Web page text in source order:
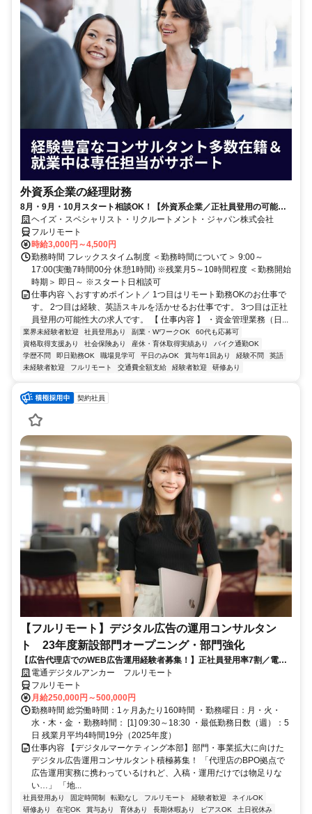
外資系企業の経理財務
8月・9月・10月スタート相談OK！【外資系企業／正社員登用の可能性
大／700万～800万／リモート勤務OK】経理財務
ヘイズ・スペシャリスト・リクルートメント・ジャパン株式会社
フルリモート
時給3,000円～4,500円
勤務時間 フレックスタイム制度 ＜勤務時間について＞ 9:00～
17:00(実働7時間00分 休憩1時間) ※残業月5～10時間程度 ＜勤務開始
時期＞ 即日～ ※スタート日相談可
仕事内容 ＼おすすめポイント／ 1つ目はリモート勤務OKのお仕事で
す。 2つ目は経験、英語スキルを活かせるお仕事です。 3つ目は正社
員登用の可能性大の求人です。 【 仕事内容 】 ・資金管理業務（日...
業界未経験者歓迎 社員登用あり 副業・WワークOK
60代も応募可
資格取得支援あり
社会保険あり 産休・育休取得実績あり
バイク通勤OK
学歴不問
即日勤務OK 職場見学可 平日のみOK 賞与年1回あり 経験不問
英語
未経験者歓迎
フルリモート 交通費全額支給 経験者歓迎 研修あり
契約社員
【フルリモート】デジタル広告の運用コンサルタン
ト 23年度新設部門オープニング・部門強化
【広告代理店でのWEB広告運用経験者募集！】正社員登用率7割／電通
G／全国×完全在宅／年休126日・土日祝休み／残業月平均4時間19分
電通デジタルアンカー フルリモート
フルリモート
月給250,000円～500,000円
勤務時間 総労働時間：1ヶ月あたり160時間 ・勤務曜日：月・火・
水・木・金 ・勤務時間： [1] 09:30～18:30 ・最低勤務日数（週）：5
日 残業月平均4時間19分（2025年度）
仕事内容 【デジタルマーケティング本部】部門・事業拡大に向けた
デジタル広告運用コンサルタント積極募集！ 「代理店のBPO拠点で
広告運用実務に携わっているけれど、入稿・運用だけでは物足りな
い…」 「地...
社員登用あり 固定時間制 転勤なし フルリモート 経験者歓迎
ネイルOK
研修あり
在宅OK 賞与あり 育休あり 長期休暇あり ピアスOK
土日祝休み